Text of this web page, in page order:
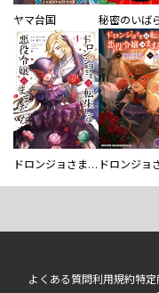
ヤマ台国 秘密のいば
ドロンジョさまは転生しても悪役令嬢のままだった
よくある質問利用規約特定